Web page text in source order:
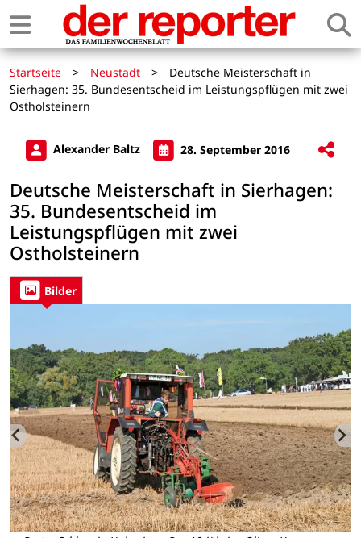
Startseite > Neustadt >
Deutsche Meisterschaft in
Sierhagen: 35. Bundesentscheid im Leistungspflügen mit zwei
Ostholsteinern
Alexander Baltz 28. September 2016
Deutsche Meisterschaft in Sierhagen:
35. Bundesentscheid im
Leistungspflügen mit zwei
Ostholsteinern
Bilder